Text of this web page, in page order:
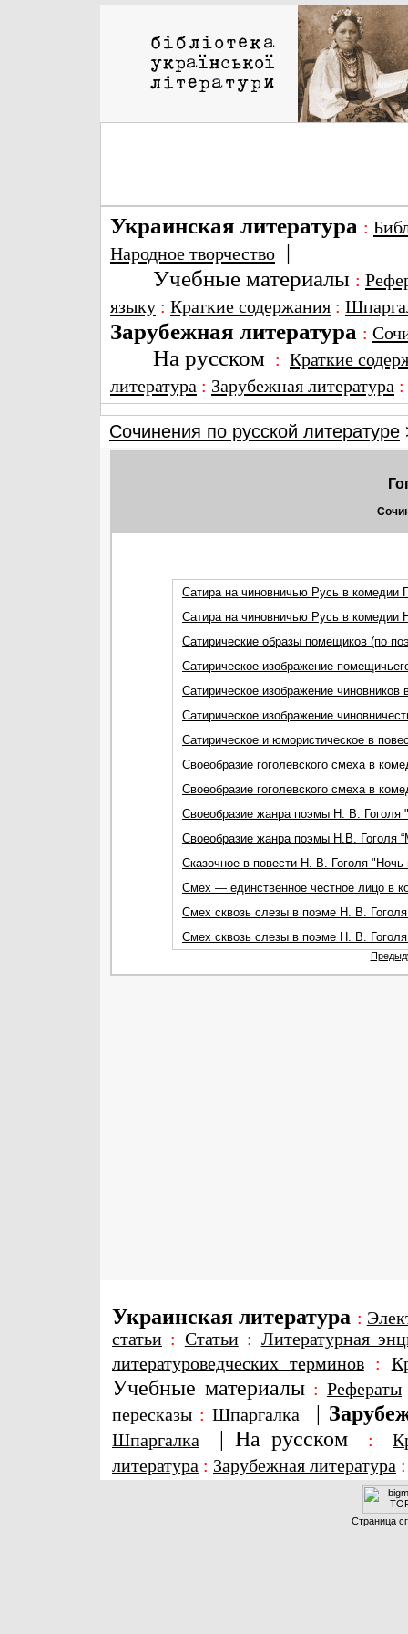
Украинская литература :
Народное творчество |
Учебные материалы :
языку : Краткие содержания :
Зарубежная литература :
На русском : Краткие
литература : Зарубежная литература
Сочинения по русской литературе
Сатира на чиновничью Русь в комедии
Сатира на чиновничью Русь в комедии
Сатирические образы помещиков (по
Сатирическое изображение
Сатирическое изображение
Сатирическое изображение
Сатирическое и юмористическое в
Своеобразие гоголевского смеха в
Своеобразие гоголевского смеха в
Своеобразие жанра поэмы Н. В.
Своеобразие жанра поэмы Н.В. Гоголя
Сказочное в повести Н. В. Гоголя
Смех — единственное честное лицо в
Смех сквозь слезы в поэме Н. В.
Смех сквозь слезы в поэме Н. В.
Украинская литература :
статьи : Статьи: Литературная
литературоведческих терминов:
Учебные материалы : Рефераты
пересказы : Шпаргалка |
Шпаргалка | На русском :
литература : Зарубежная литература
Страница